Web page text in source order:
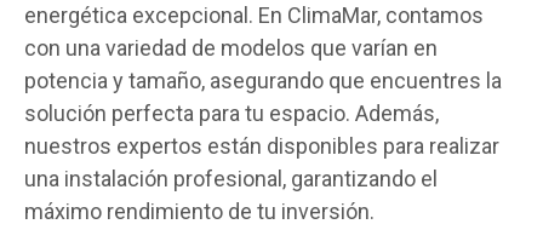
energética excepcional. En ClimaMar, contamos
con una variedad de modelos que varían en
potencia y tamaño, asegurando que encuentres la
solución perfecta para tu espacio. Además,
nuestros expertos están disponibles para realizar
una instalación profesional, garantizando el
máximo rendimiento de tu inversión.